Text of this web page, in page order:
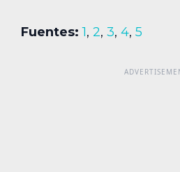
Fuentes: 1, 2, 3, 4, 5